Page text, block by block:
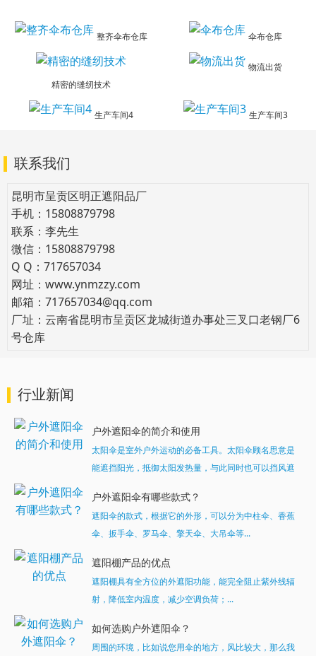
整齐伞布仓库 伞布仓库
精密的缝纫技术
物流出货
生产车间4 生产车间3
联系我们
昆明市呈贡区明正遮阳品厂
手机：15808879798
联系：李先生
微信：15808879798
Q Q：717657034
网址：www.ynmzzy.com
邮箱：717657034@qq.com
厂址：云南省昆明市呈贡区龙城街道办事处三叉口老钢厂6
号仓库
行业新闻
户外遮阳伞的简介和使用
太阳伞是室外户外运动的必备工具。太阳伞顾名思意是
能遮挡阳光，抵御太阳发热量，与此同时也可以挡风遮
户外遮阳伞有哪些款式？
遮阳伞的款式，根据它的外形，可以分为中柱伞、香蕉
伞、扳手伞、罗马伞、擎天伞、大吊伞等...
遮阳棚产品的优点
遮阳棚具有全方位的外遮阳功能，能完全阻止紫外线辐
射，降低室内温度，减少空调负荷；...
如何选购户外遮阳伞？
周围的环境，比如说您用伞的地方，风比较大，那么我